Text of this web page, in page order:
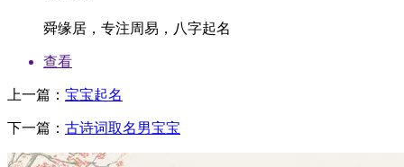
舜缘居，专注周易，八字起名
查看
上一篇： 宝宝起名
下一篇： 古诗词取名男宝宝